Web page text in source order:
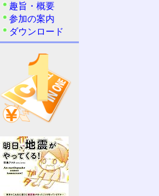
趣旨・概要
参加の案内
ダウンロード